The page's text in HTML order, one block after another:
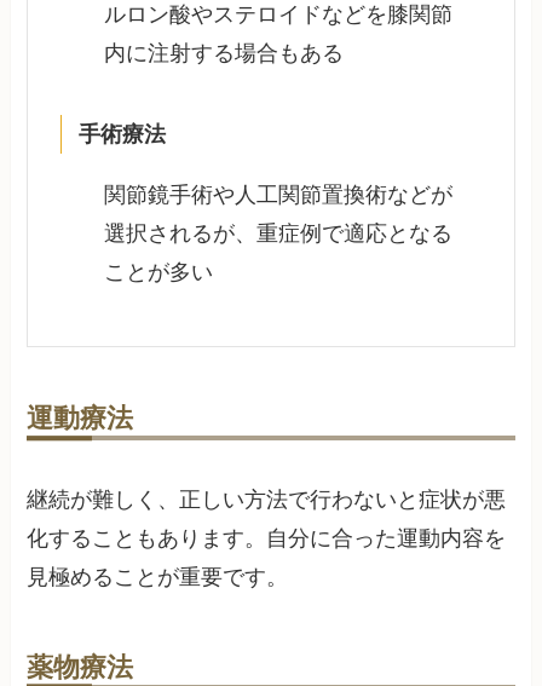
ルロン酸やステロイドなどを膝関節
内に注射する場合もある
手術療法
関節鏡手術や人工関節置換術などが
選択されるが、重症例で適応となる
ことが多い
運動療法
継続が難しく、正しい方法で行わないと症状が悪
化することもあります。自分に合った運動内容を
見極めることが重要です。
薬物療法